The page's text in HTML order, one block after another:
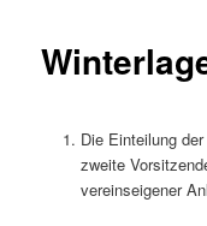
Die Einteilung
zweite
vereinseigener